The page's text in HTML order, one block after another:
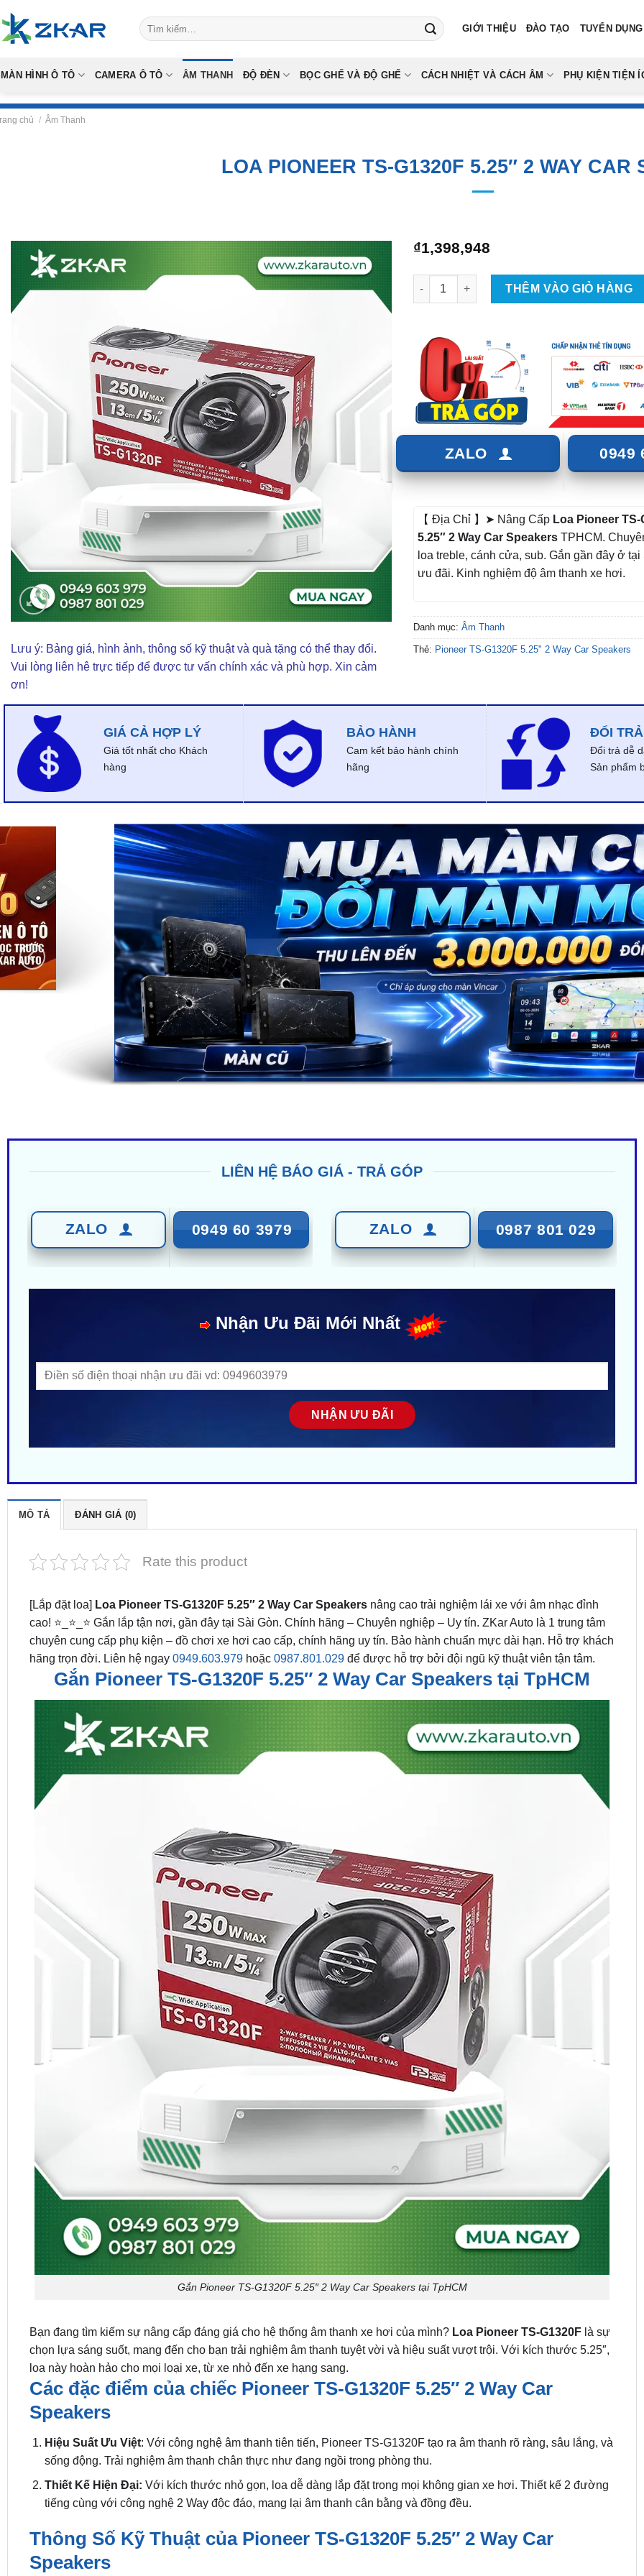
to
content
Tìm
kiếm:
GIỚI THIỆU ĐÀO TẠO TUYỂN DỤNG
MÀN HÌNH Ô TÔ CAMERA Ô TÔ ÂM THANH ĐỘ ĐÈN BỌC GHẾ VÀ ĐỘ GHẾ CÁCH NHIỆT VÀ CÁCH ÂM PHỤ KIỆN TIỆN
chủ / Âm Thanh
LOA PIONEER TS-G1320F 5.25″ 2 WAY CAR
Lưu ý: Bảng giá, hình ảnh, thông số kỹ thuật và quà tặng có thể thay đổi.
Vui lòng liên hê trực tiếp để được tư vấn chính xác và phù hợp. Xin cảm
ơn!
₫1,398,948
Loa Pioneer TS-G1320F 5.25" 2 Way Car
THÊM VÀO GIỎ HÀNG
ZALO 0949
【 Địa Chỉ 】➤ Nâng Cấp Loa Pioneer TS-
5.25″ 2 Way Car Speakers TPHCM.
loa treble, cánh cửa, sub. Gắn gần đây ở tại
ưu đãi. Kinh nghiệm độ âm thanh xe hơi.
Danh mục: Âm Thanh
Thẻ: Pioneer TS-G1320F 5.25" 2 Way Car Speakers
GIÁ CẢ HỢP LÝ
Giá tốt nhất cho Khách
hàng
BẢO HÀNH
Cam kết bảo hành chính
hãng
ĐỔI TRẢ
Đổi trả dễ
Sản phẩm
LIÊN HỆ BÁO GIÁ - TRẢ GÓP
ZALO 0949 60 3979 ZALO 0987 801 029
Nhận Ưu Đãi Mới Nhất
MÔ TẢ ĐÁNH GIÁ (0)
Rate this product
[Lắp đặt loa] Loa Pioneer TS-G1320F 5.25″ 2 Way Car Speakers nâng cao trải nghiệm lái xe với âm nhạc đỉnh
cao! ⭐_⭐_⭐ Gắn lắp tận nơi, gần đây tại Sài Gòn. Chính hãng – Chuyên nghiệp – Uy tín. ZKar Auto là 1 trung tâm
chuyên cung cấp phụ kiện – đồ chơi xe hơi cao cấp, chính hãng uy tín. Bảo hành chuẩn mực dài hạn. Hỗ trợ khách
hãng trọn đời. Liên hệ ngay 0949.603.979hoặc 0987.801.029để được hỗ trợ bởi đội ngũ kỹ thuật viên tận tâm.
Gắn Pioneer TS-G1320F 5.25″ 2 Way Car Speakers tại TpHCM
Gắn Pioneer TS-G1320F 5.25″ 2 Way Car Speakers tại TpHCM
Bạn đang tìm kiếm sự nâng cấp đáng giá cho hệ thống âm thanh xe hơi của mình? Loa Pioneer TS-G1320Flà sự
chọn lựa sáng suốt, mang đến cho bạn trải nghiệm âm thanh tuyệt vời và hiệu suất vượt trội. Với kích thước 5.25″,
loa này hoàn hảo cho mọi loại xe, từ xe nhỏ đến xe hạng sang.
Các đặc điểm của chiếc Pioneer TS-G1320F 5.25″ 2 Way Car
Speakers
Hiệu Suất Ưu Việt: Với công nghệ âm thanh tiên tiến, Pioneer TS-G1320F tạo ra âm thanh rõ ràng, sâu lắng, và
sống động. Trải nghiệm âm thanh chân thực như đang ngồi trong phòng thu.
Thiết Kế Hiện Đại: Với kích thước nhỏ gọn, loa dễ dàng lắp đặt trong mọi không gian xe hơi. Thiết kế 2 đường
tiếng cùng với công nghệ 2 Way độc đáo, mang lại âm thanh cân bằng và đồng đều.
Thông Số Kỹ Thuật của Pioneer TS-G1320F 5.25″ 2 Way Car
Speakers